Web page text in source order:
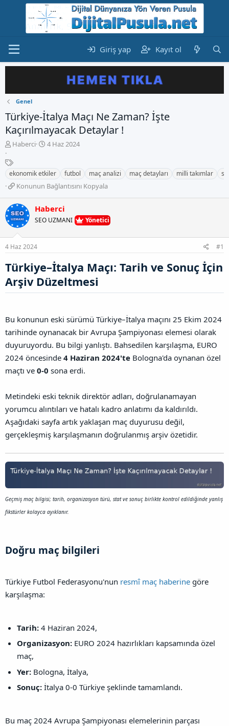
Giriş yap Kayıt ol
Genel
Türkiye-İtalya Maçı Ne Zaman? İşte
Kaçırılmayacak Detaylar !
K
n
b
u
y
u
b
a
ş
l
a
a
n
Haberci
B
l
a
n
g
ı
ç
a
4 Haz 2024
E
t
i
e
t
l
e
ekonomik etkiler futbol maç analizi maç detayları milli takımlar
K
n
u
n
u
B
ğ
l
a
s
ı
n
ı
K
o
a
l
Konunun Bağlantısını Kopyala
Haberci
SEO UZMANI Yönetici
4 Haz 2024 #1
Türkiye–İtalya Maçı: Tarih ve Sonuç İçin
Arşiv Düzeltmesi​
Bu konunun eski sürümü Türkiye–İtalya maçını 25 Ekim 2024
tarihinde oynanacak bir Avrupa Şampiyonası elemesi olarak
duyuruyordu. Bu bilgi yanlıştı. Bahsedilen karşılaşma, EURO
2024 öncesinde 4 Haziran 2024'te Bologna'da oynanan özel
maçtı ve 0-0 sona erdi.
Metindeki eski teknik direktör adları, doğrulanamayan
yorumcu alıntıları ve hatalı kadro anlatımı da kaldırıldı.
Aşağıdaki sayfa artık yaklaşan maç duyurusu değil,
gerçekleşmiş karşılaşmanın doğrulanmış arşiv özetidir.
Geçmiş maç bilgisi; tarih, organizasyon türü, stat ve sonuç birlikte kontrol edildiğinde yanlış
fikstürler kolayca ayıklanır.
Doğru maç bilgileri​
Türkiye Futbol Federasyonu'nun resmî maç haberine göre
karşılaşma:
Tarih: 4 Haziran 2024,
Organizasyon: EURO 2024 hazırlıkları kapsamında özel
maç,
Yer: Bologna, İtalya,
Sonuç: İtalya 0-0 Türkiye şeklinde tamamlandı.
Bu maç 2024 Avrupa Şampiyonası elemelerinin parçası